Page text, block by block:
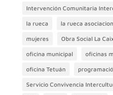
Intervención Comunitaria
la rueca la rueca asociacion
mujeres Obra Social La
oficina municipal oficinas
oficina Tetuán
Servicio Convivencia